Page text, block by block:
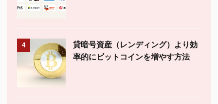
4
貸暗号資産（レンディング）より効
率的にビットコインを増やす方法